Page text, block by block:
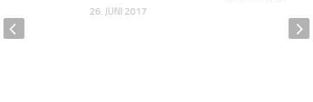
26. JUNI 2017